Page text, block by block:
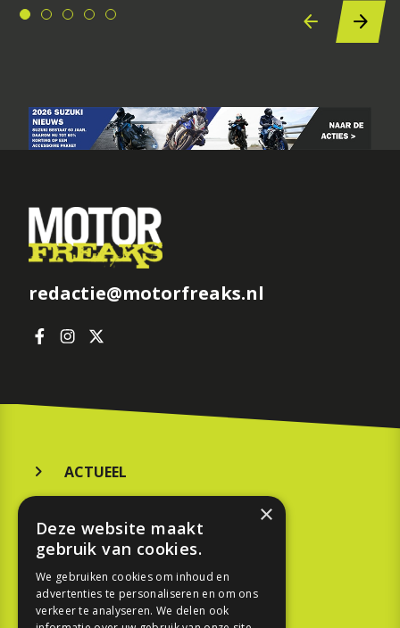
redactie@motorfreaks.nl
ACTUEEL
KOOPGIDS
TESTEN
×
Deze website maakt
gebruik van cookies.
We gebruiken cookies om inhoud en
advertenties te personaliseren en om ons
verkeer te analyseren. We delen ook